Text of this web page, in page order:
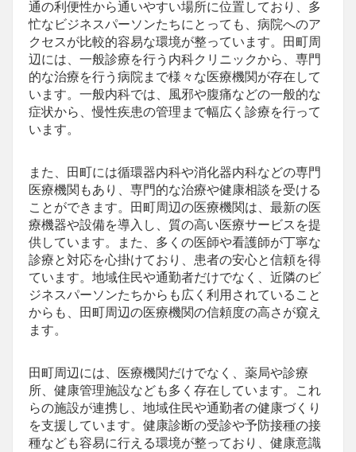
通の利便性から通いやすい場所に位置しており、多
忙なビジネスパーソンたちにとっても、病院へのア
クセスが比較的容易な環境が整っています。田町周
辺には、一般診療を行う内科クリニックから、専門
的な治療を行う病院まで様々な医療機関が存在して
います。一般内科では、風邪や腹痛などの一般的な
症状から、慢性疾患の管理まで幅広く診療を行って
います。
また、田町には循環器内科や消化器内科などの専門
医療機関もあり、専門的な治療や健康相談を受ける
ことができます。田町周辺の医療機関は、最新の医
療機器や設備を導入し、質の高い医療サービスを提
供しています。また、多くの医師や看護師が丁寧な
診療と対応を心掛けており、患者の安心と信頼を得
ています。地域住民や通勤者だけでなく、近隣のビ
ジネスパーソンたちからも広く利用されていること
からも、田町周辺の医療機関の信頼度の高さが窺え
ます。
田町周辺には、医療機関だけでなく、薬局や診療
所、健康管理施設なども多く存在しています。これ
らの施設が連携し、地域住民や通勤者の健康づくり
を支援しています。健康診断の受診や予防接種の接
種なども容易に行える環境が整っており、健康意識